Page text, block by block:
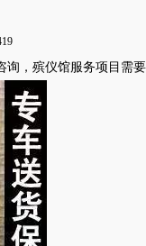
，殡仪馆服务项目需